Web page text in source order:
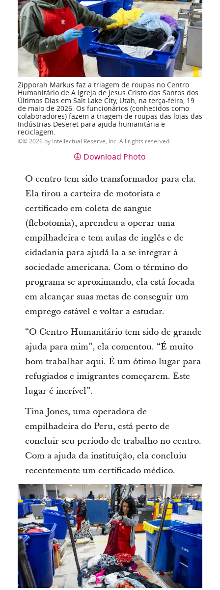
Zipporah Markus faz a triagem de roupas no Centro
Humanitário de A Igreja de Jesus Cristo dos Santos dos
Últimos Dias em Salt Lake City, Utah, na terça-feira, 19
de maio de 2026. Os funcionários (conhecidos como
colaboradores) fazem a triagem de roupas das lojas das
Indústrias Deseret para ajuda humanitária e
reciclagem.
© 2026 by Intellectual Reserve, Inc. All rights reserved.
Download Photo
O centro tem sido transformador para ela.
Ela tirou a carteira de motorista e
certificado em coleta de sangue
(flebotomia), aprendeu a operar uma
empilhadeira e tem aulas de inglês e de
cidadania para ajudá-la a se integrar à
sociedade americana. Com o término do
programa se aproximando, ela está focada
em alcançar suas metas de conseguir um
emprego estável e voltar a estudar.
“O Centro Humanitário tem sido de grande
ajuda para mim”, ela comentou. “É muito
bom trabalhar aqui. É um ótimo lugar para
refugiados e imigrantes começarem. Este
lugar é incrível”.
Tina Jones, uma operadora de
empilhadeira do Peru, está perto de
concluir seu período de trabalho no centro.
Com a ajuda da instituição, ela concluiu
recentemente um certificado médico.